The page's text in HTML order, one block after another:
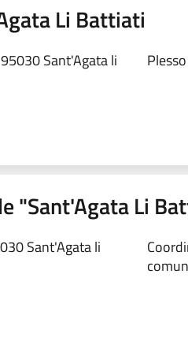
Li Battiati
Sant'Agata li
"Sant'Agata Li
Sant'Agata li